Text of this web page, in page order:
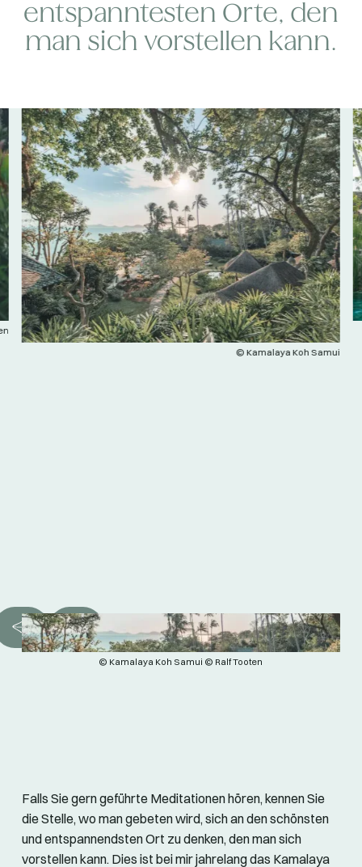
entspanntesten Orte, den
man sich vorstellen kann.
© Kamalaya Koh Samui
© Kamalaya Koh Samui © Ralf Tooten
Falls Sie gern geführte Meditationen hören, kennen Sie
die Stelle, wo man gebeten wird, sich an den schönsten
und entspannendsten Ort zu denken, den man sich
vorstellen kann. Dies ist bei mir jahrelang das Kamalaya